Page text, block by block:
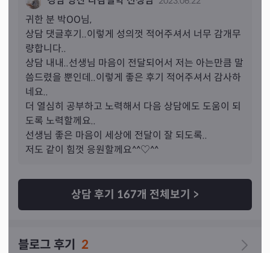
씀 해주셨어요~ 솔직히 첨에는 그냥 아무 생각없이 반신반
의 하면서 상담신청 하긴 했는데 너무 잘봐주셔서 앞으로
선생님한테만 상담신청 해야겠다는 생각이 들었어요~ 좋
은말.나쁜말.조심해야될거 솔직히 말씀 다 해주셔서 어떻
게 해야될지 방향이 잡힌거 같아요~ 제 아는 모든 지인한
테 선생님 소개시켜 드릴려고요ㅋ 다들 만족할거 같아요
~^^ 선생님~ 오늘 너무 감사했어요~ 몸과 마음이 정말 힘들
었는데 선생님과 통화후 힘이나요~ 제가 너무 꼼꼼하게 피
곤하게 물어봤는데 끝까지 친절하게 상담 해주셔서 너무 감
사해요~ 더 좋은말로 표현을 하고 싶은데 제가 글솜씨가 없
어서 한계네요ㅋ 진심으로 마음을 치유 받았어요~ 천명에
상담 해주시는게 느껴졌어요~ 감사합니당~^^ 오늘 하루도
행복한 하루돼세요~^^
귀한 분 박OO님,
상담 댓글후기..이렇게 성의껏 적어주셔서 너무 감개무
량합니다..
상담 내내..선생님 마음이 전달되어서 저는 아는만큼 말
씀드렸을 뿐인데..이렇게 좋은 후기 적어주셔서 감사하
네요..
더 열심히 공부하고 노력해서 다음 상담에도 도움이 되
도록 노력할께요..
선생님 좋은 마음이 세상에 전달이 잘 되도록..
저도 같이 힘껏 응원할께요^^♡^^
상담 후기 167개 전체보기 >
블로그 후기 2